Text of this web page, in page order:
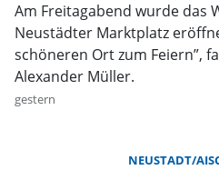
Am Freitagabend wurde das
Neustädter Marktplatz
schöneren Ort zum Feiern”,
Alexander Müller.
gestern
NEUSTADT/